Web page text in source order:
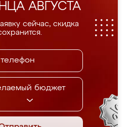
АВГУСТА
сейчас, скидка
бюджет